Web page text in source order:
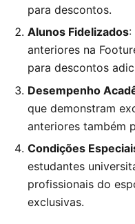
para descontos.
Alunos Fidelizados:
anteriores na
para descontos
Desempenho
que demonstram
anteriores também
Condições
estudantes
profissionais do
exclusivas.